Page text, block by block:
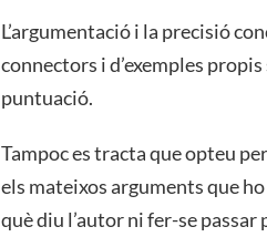
L’argumentació i la precisió
connectors i d’exemples
puntuació.
Tampoc es tracta que opteu
els mateixos arguments que
què diu l’autor ni fer-se passar